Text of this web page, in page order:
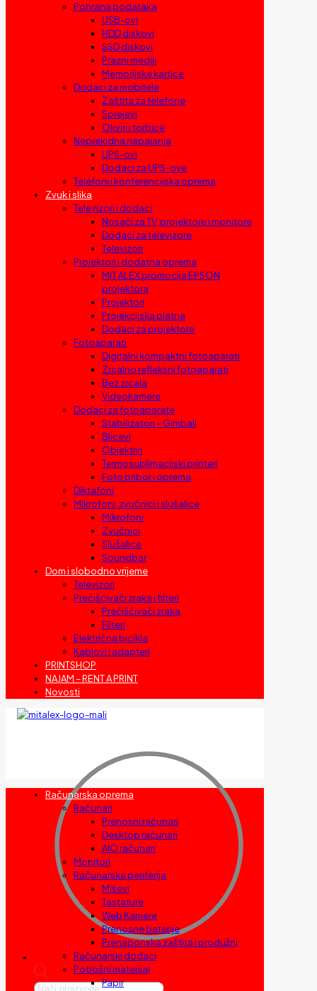
Pohrana podataka
USB-ovi
HDD diskovi
SSD diskovi
Prazni mediji
Memorijske kartice
Dodaci za mobitele
Zaštita za telefone
Sprejevi
Okviri i torbice
Neprekidna napajanja
UPS-ovi
Dodaci za UPS-ove
Telefoni i konferencijska oprema
Zvuk i slika
Televizori i dodaci
Nosači za TV, projektore i monitore
Dodaci za televizore
Televizori
Projektori i dodatna oprema
MIT ALEX promocija EPSON
projektora
Projektori
Projekcijska platna
Dodaci za projektore
Fotoaparati
Digitalni kompaktni fotoaparati
Zrcalno refleksni fotoaparati
Bez zrcala
Videokamere
Dodaci za fotoaparate
Stabilizatori – Gimbali
Blicevi
Objektivi
Termosublimacijski printeri
Foto pribor i oprema
Diktafoni
Mikrofoni, zvučnici i slušalice
Mikrofoni
Zvučnici
Slušalice
Soundbar
Dom i slobodno vrijeme
Televizori
Prečišćivači zraka i filteri
Prečišćivači zraka
Filteri
Električna bicikla
Kablovi i adapteri
PRINTSHOP
NAJAM – RENT A PRINT
Novosti
Products
Računarska oprema
Računari
Prenosni računari
Desktop računari
AIO računari
Monitori
Računarska periferija
Miševi
Tastature
Web Kamere
Prenosne baterije
Prenaponska zaštita i produžni
Računarski dodaci
Potrošni materijal
Papir